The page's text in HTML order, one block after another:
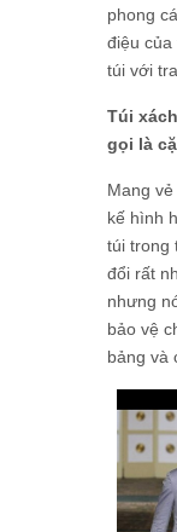
phong
điệu
túi với
Túi
gọi là
Mang
kế hình
túi trong
đổi rất
nhưng
bảo vệ
bảng và